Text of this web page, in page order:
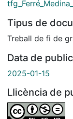
Tipus de
Treball de fi de
Data de
2025-01-15
Llicència de